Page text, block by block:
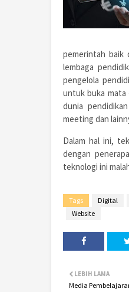
pemerintah baik
lembaga
pengelola
untuk buka mata
dunia
meeting dan
Dalam hal ini,
dengan
teknologi ini
Tags Digital
Website
LEBIH LAMA
Media